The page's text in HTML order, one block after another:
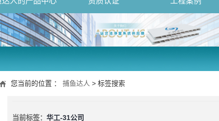
您当前的位置 ： 捕鱼达人 > 标签搜索
当前标签： 华工-31公司